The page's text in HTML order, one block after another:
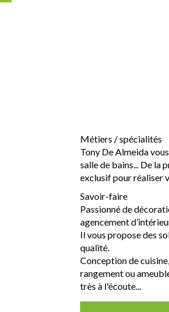
Métiers / spécialités
Tony De Almeida
salle de bains... De la
exclusif pour réaliser
Savoir-faire
Passionné de
agencement
Il vous propose des
qualité.
Conception de
rangement ou
très à l'écoute...